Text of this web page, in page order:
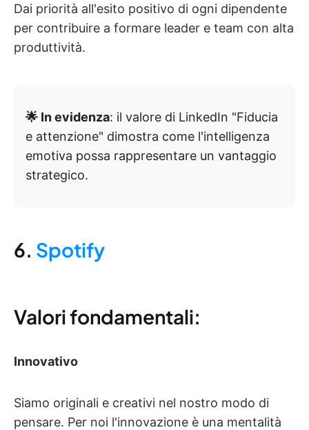
Dai priorità all'esito positivo di ogni dipendente
per contribuire a formare leader e team con alta
produttività.
🌟 In evidenza: il valore di LinkedIn "Fiducia
e attenzione" dimostra come l'intelligenza
emotiva possa rappresentare un vantaggio
strategico.
6. Spotify
Valori fondamentali:
Innovativo
Siamo originali e creativi nel nostro modo di
pensare. Per noi l'innovazione è una mentalità